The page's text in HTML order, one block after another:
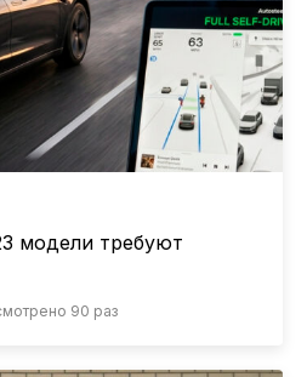
модели требуют
90 раз